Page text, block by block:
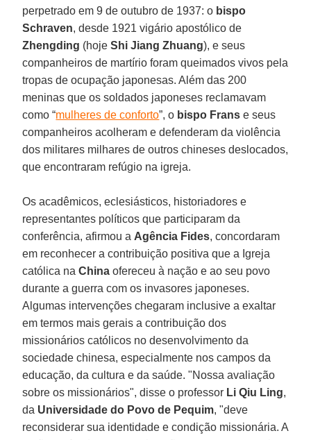
perpetrado em 9 de outubro de 1937: o bispo
Schraven, desde 1921 vigário apostólico de
Zhengding (hojeShi Jiang Zhuang), e seus
companheiros de martírio foram queimados vivos pela
tropas de ocupação japonesas. Além das 200
meninas que os soldados japoneses reclamavam
como “mulheres de conforto”, o bispo Frans e seus
companheiros acolheram e defenderam da violência
dos militares milhares de outros chineses deslocados,
que encontraram refúgio na igreja.
Os acadêmicos, eclesiásticos, historiadores e
representantes políticos que participaram da
conferência, afirmou a Agência Fides, concordaram
em reconhecer a contribuição positiva que a Igreja
católica naChina ofereceu à nação e ao seu povo
durante a guerra com os invasores japoneses.
Algumas intervenções chegaram inclusive a exaltar
em termos mais gerais a contribuição dos
missionários católicos no desenvolvimento da
sociedade chinesa, especialmente nos campos da
educação, da cultura e da saúde. "Nossa avaliação
sobre os missionários", disse o professor Li Qiu Ling,
da Universidade do Povo de Pequim, "deve
reconsiderar sua identidade e condição missionária. A